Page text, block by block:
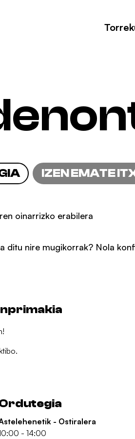
IZEN EMATE
oinarrizko erabilera
ditu nire mugikorrak? Nola
- Ostiralera
- 14:00